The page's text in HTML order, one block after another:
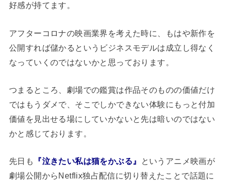
好感が持てます。
アフターコロナの映画業界を考えた時に、もはや新作を
公開すれば儲かるというビジネスモデルは成立し得なく
なっていくのではないかと思っております。
つまるところ、劇場での鑑賞は作品そのものの価値だけ
ではもうダメで、そこでしかできない体験にもっと付加
価値を見出せる場にしていかないと先は暗いのではない
かと感じております。
先日も 『泣きたい私は猫をかぶる』
というアニメ映画が
劇場公開からNetflix独占配信に切り替えたことで話題に